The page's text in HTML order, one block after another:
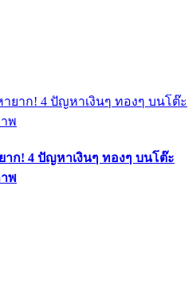
าก! 4 ปัญหาเงินๆ ทองๆ บนโต๊ะ
พ